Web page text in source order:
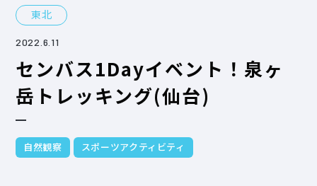
東北
2022.6.11
センバス1Dayイベント！泉ヶ
岳トレッキング(仙台)
自然観察 スポーツアクティビティ